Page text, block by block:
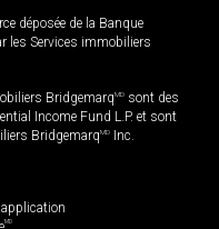
déposée de la Banque
les Services immobiliers
BridgemarqMD sont des
Income Fund L.P. et sont
BridgemarqMD Inc.
application
MD